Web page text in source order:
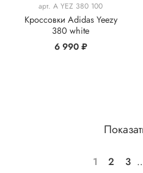
арт. A YEZ 380 100
Кроссовки Adidas Yeezy
380 white
6 990 ₽
1 2 3